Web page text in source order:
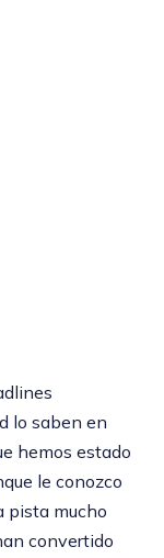
lo saben en
hemos estado
le conozco
pista mucho
convertido